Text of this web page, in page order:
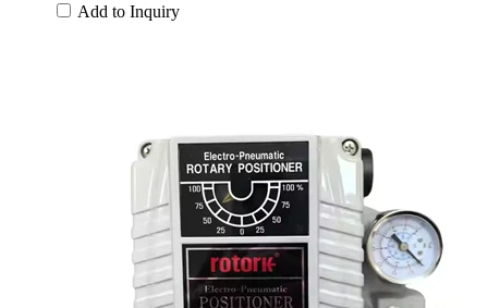
Add to Inquiry